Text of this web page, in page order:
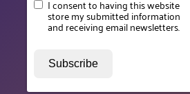
I consent to having this website
store my submitted information
and receiving email newsletters.
Subscribe